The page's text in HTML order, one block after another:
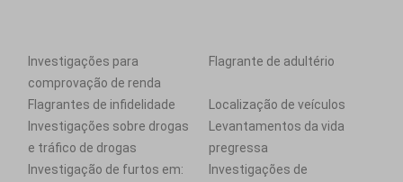
Investigações para
comprovação de renda
Flagrante de adultério
Flagrantes de infidelidade
Localização de veículos
Investigações sobre drogas
e tráfico de drogas
Levantamentos da vida
pregressa
Investigação de furtos em:
Investigações de